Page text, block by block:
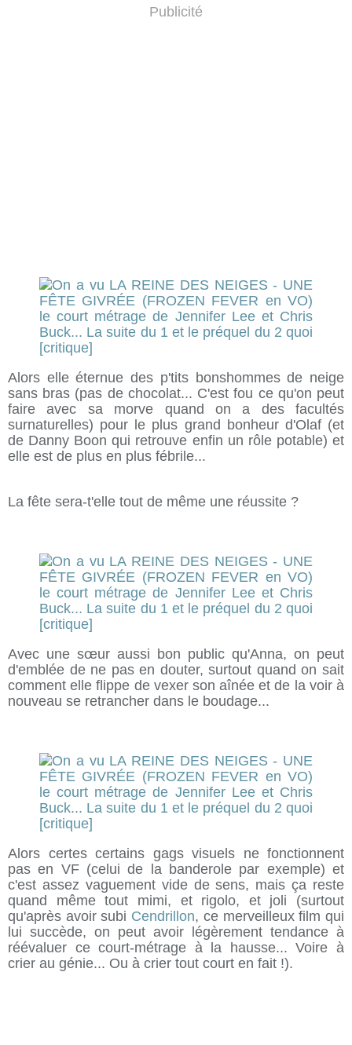
Publicité
Alors elle éternue des p'tits bonshommes de neige
sans bras (pas de chocolat... C'est fou ce qu'on peut
faire avec sa morve quand on a des facultés
surnaturelles) pour le plus grand bonheur d'Olaf (et
de Danny Boon qui retrouve enfin un rôle potable) et
elle est de plus en plus fébrile...
La fête sera-t'elle tout de même une réussite ?
Avec une sœur aussi bon public qu'Anna, on peut
d'emblée de ne pas en douter, surtout quand on sait
comment elle flippe de vexer son aînée et de la voir à
nouveau se retrancher dans le boudage...
Alors certes certains gags visuels ne fonctionnent
pas en VF (celui de la banderole par exemple) et
c'est assez vaguement vide de sens, mais ça reste
quand même tout mimi, et rigolo, et joli (surtout
qu'après avoir subi Cendrillon, ce merveilleux film qui
lui succède, on peut avoir légèrement tendance à
réévaluer ce court-métrage à la hausse... Voire à
crier au génie... Ou à crier tout court en fait !).